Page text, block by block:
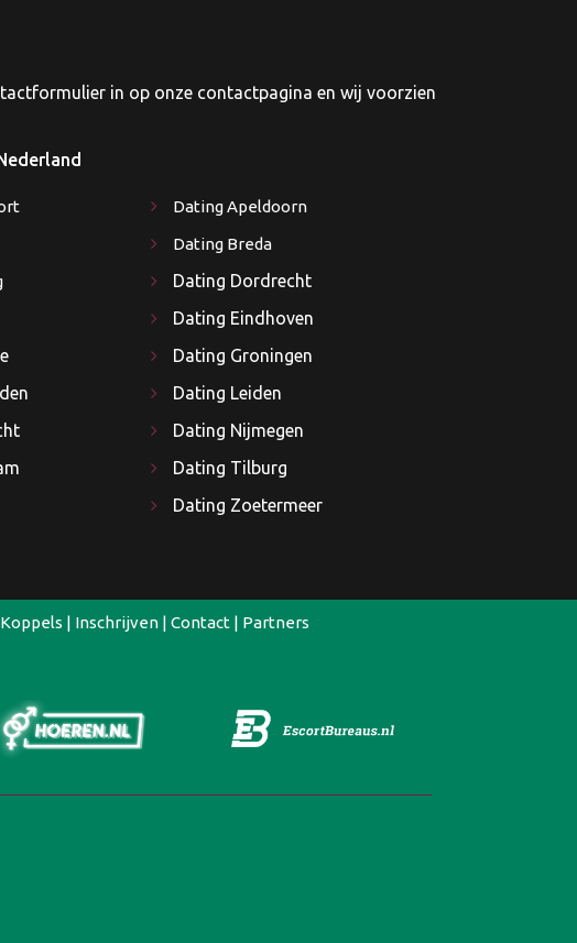
in op onze contactpagina en wij voorzien
Dating Apeldoorn
Dating Breda
Dating Dordrecht
Dating Eindhoven
Dating Groningen
Dating Leiden
Dating Nijmegen
Dating Tilburg
Dating Zoetermeer
Koppels | Inschrijven| Contact| Partners